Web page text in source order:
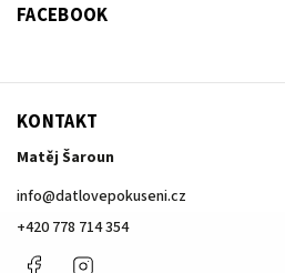
FACEBOOK
KONTAKT
Matěj Šaroun
info@datlovepokuseni.cz
+420 778 714 354
Facebook